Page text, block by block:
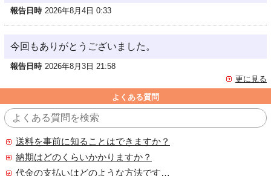
報告日時 2026年8月4日 0:33
今回もありがとうございました。
報告日時 2026年8月3日 21:58
更に見る
よくある質問
送料を事前に知ることはできますか？
納期はどのくらいかかりますか？
代金の支払いはどのような方法ですか？